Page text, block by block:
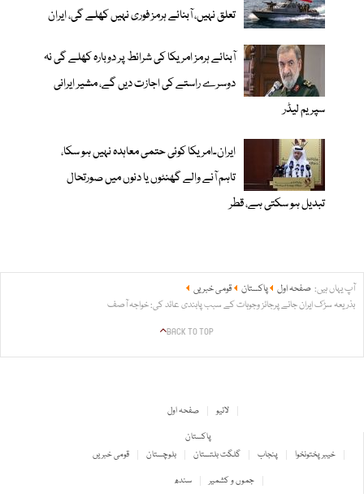
تعلق نہیں، آبنائے ہرمز فوری نہیں کھلے گی، ایران
آبنائے ہرمز امریکا کی شرائط پر دوبارہ کھلے گی نہ
دوسرے راستے کی اجازت دیں گے، مشیر ایرانی
سپریم لیڈر
ایران۔امریکا کوئی حتمی معاہدہ نہیں ہو سکا،
تاہم آنے والے گھنٹوں یا دنوں میں صورتحال
تبدیل ہو سکتی ہے، قطر
آپ یہاں ہیں: صفحہ اول پاکستان
قومی خبریں
بذریعہ سڑک ایران جانے پرجائز وجوہات کے سبب پابندی عائد کی: خواجہ آصف
BACK TO TOP
صفحہ اول
لائیو
پاکستان
قومی خبریں
بلوچستان گلگت بلتستان پنجاب
خیبر پختونخوا
سندھ
جموں و کشمیر